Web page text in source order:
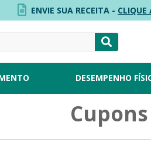
ENVIE SUA RECEITA - CLIQUE
DESEMPENHO